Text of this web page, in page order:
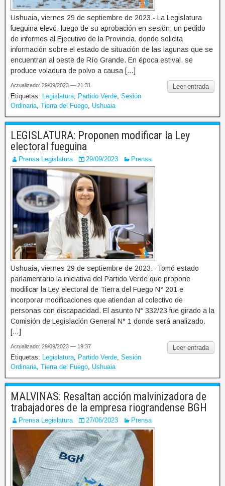
Ushuaia, viernes 29 de septiembre de 2023.- La Legislatura
fueguina elevó, luego de su aprobación en sesión, un pedido
de informes al Ejecutivo de la Provincia, donde solicita
información sobre el estado de situación de las lagunas que se
encuentran al oeste de Río Grande. En época estival, se
produce voladura de polvo a causa […]
Leer entrada
Actualizado: 29/09/2023 — 21:31
Etiquetas: Legislatura Partido Verde Sesión
Ordinaria Tierra del Fuego Ushuaia
LEGISLATURA: Proponen modificar la Ley
electoral fueguina
Prensa Legislatura 29/09/2023 Prensa
Ushuaia, viernes 29 de septiembre de 2023.- Tomó estado
parlamentario la iniciativa del Partido Verde que propone
modificar la Ley electoral de Tierra del Fuego N° 201 e
incorporar modificaciones que atiendan al colectivo de
personas con discapacidad. El asunto N° 332/23 fue girado a la
Comisión de Legislación General N° 1 donde será analizado.
[…]
Leer entrada
Actualizado: 29/09/2023 — 19:37
Etiquetas: Legislatura Partido Verde Sesión
Ordinaria Tierra del Fuego Ushuaia
MALVINAS: Resaltan acción malvinizadora de
trabajadores de la empresa riograndense BGH
Prensa Legislatura 27/06/2023 Prensa